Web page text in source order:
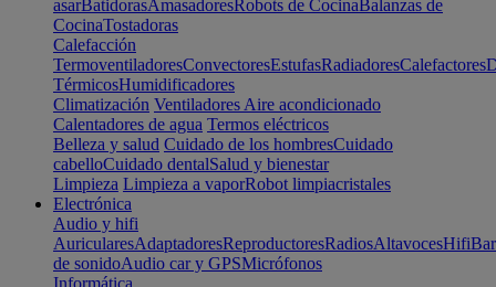
asarBatidorasAmasadoresRobots de CocinaBalanzas de
CocinaTostadoras
Calefacción
TermoventiladoresConvectoresEstufasRadiadoresCalefactores
TérmicosHumidificadores
Climatización Ventiladores Aire acondicionado
Calentadores de agua Termos eléctricos
Belleza y salud Cuidado de los hombresCuidado
cabelloCuidado dentalSalud y bienestar
Limpieza Limpieza a vaporRobot limpiacristales
Electrónica
Audio y hifi
AuricularesAdaptadoresReproductoresRadiosAltavocesHifi
de sonidoAudio car y GPSMicrófonos
Informática